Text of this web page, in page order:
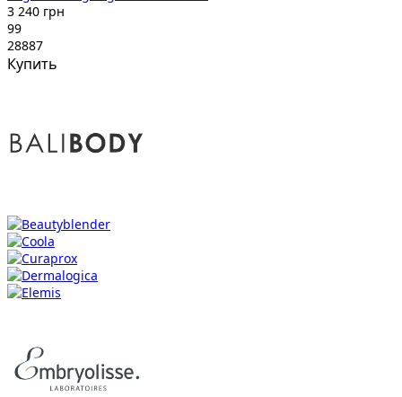
3 240 грн
99
28887
Купить